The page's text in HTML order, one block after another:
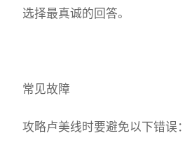
选择最真诚的回答。
常见故障
攻略卢美线时要避免以下错误：